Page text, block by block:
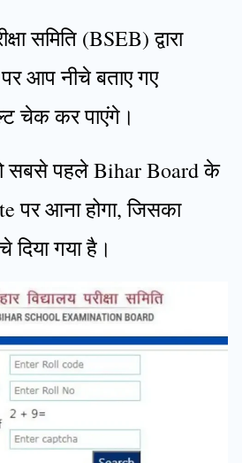
समिति (BSEB) द्वारा
पर आप नीचे बताए गए
चेक कर पाएंगे।
सबसे पहले Bihar Board के
पर आना होगा, जिसका
दिया गया है।